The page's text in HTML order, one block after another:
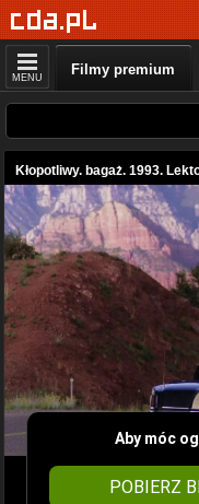
MENU Filmy premium
Kłopotliwy. bagaż. 1993.
Aby móc
POBIERZ